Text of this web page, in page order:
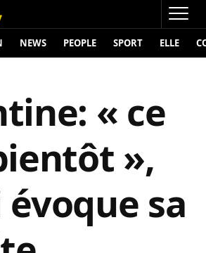
NEWS PEOPLE SPORT ELLE
« ce
»,
évoque sa